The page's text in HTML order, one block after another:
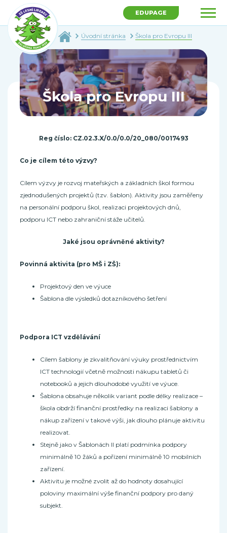
EDUPAGE
Úvodní stránka Škola pro Evropu III
Škola pro Evropu III
Reg číslo: CZ.02.3.X/0.0/0.0/20_080/0017493
Co je cílem této výzvy?
Cílem výzvy je rozvoj mateřských a základních škol formou
zjednodušených projektů (tzv. šablon). Aktivity jsou zaměřeny
na personální podporu škol, realizaci projektových dnů,
podporu ICT nebo zahraniční stáže učitelů.
Jaké jsou oprávněné aktivity?
Povinná aktivita (pro MŠ i ZŠ):
Projektový den ve výuce
Šablona dle výsledků dotazníkového šetření
Podpora ICT vzdělávání
Cílem šablony je zkvalitňování výuky prostřednictvím
ICT technologií včetně možnosti nákupu tabletů či
notebooků a jejich dlouhodobé využití ve výuce.
Šablona obsahuje několik variant podle délky realizace –
škola obdrží finanční prostředky na realizaci šablony a
nákup zařízení v takové výši, jak dlouho plánuje aktivitu
realizovat.
Stejně jako v Šablonách II platí podmínka podpory
minimálně 10 žáků a pořízení minimálně 10 mobilních
zařízení.
Aktivitu je možné zvolit až do hodnoty dosahující
poloviny maximální výše finanční podpory pro daný
subjekt.